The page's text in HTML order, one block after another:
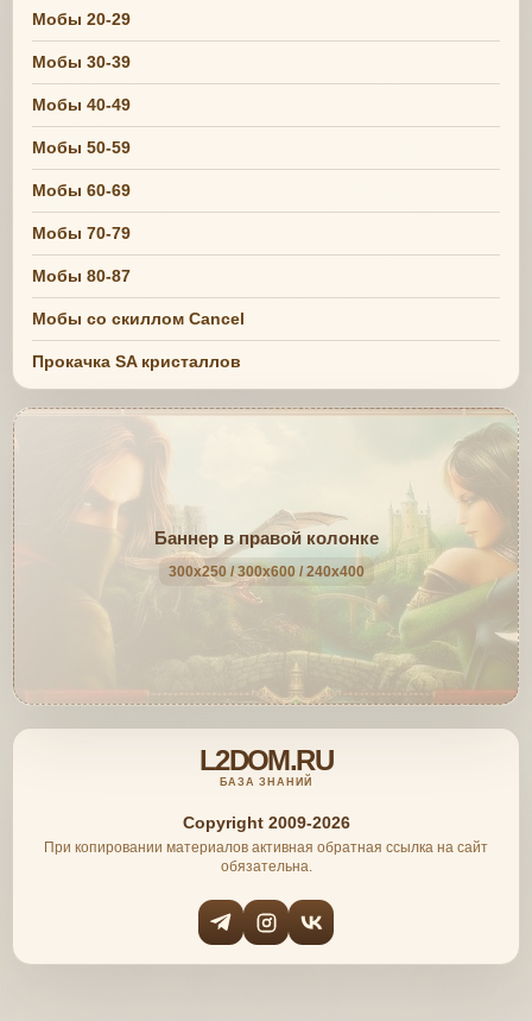
Мобы 20-29
Мобы 30-39
Мобы 40-49
Мобы 50-59
Мобы 60-69
Мобы 70-79
Мобы 80-87
Мобы со скиллом Cancel
Прокачка SA кристаллов
Баннер в правой колонке
300x250 / 300x600 / 240x400
L2DOM.RU
БАЗА ЗНАНИЙ
Copyright 2009-2026
При копировании материалов активная обратная ссылка на сайт
обязательна.